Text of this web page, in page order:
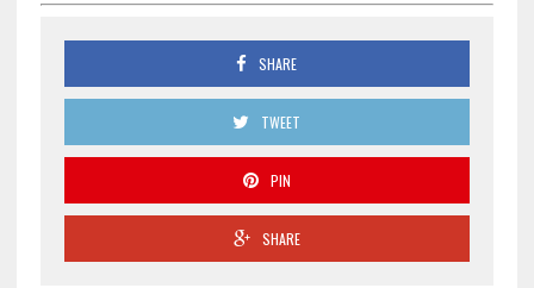
SHARE
TWEET
PIN
SHARE